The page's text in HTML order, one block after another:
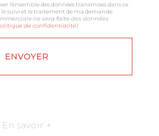
l'ensemble des données transmises dans ce
suivi et le traitement de ma demande.
ne sera faite des données
de confidentialité)
En savoir +